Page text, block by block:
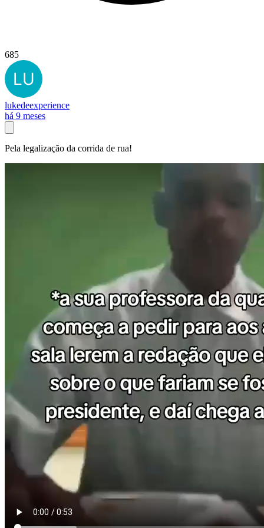
685
lukedeexperience
há 9 meses
Pela legalização da corrida de rua!